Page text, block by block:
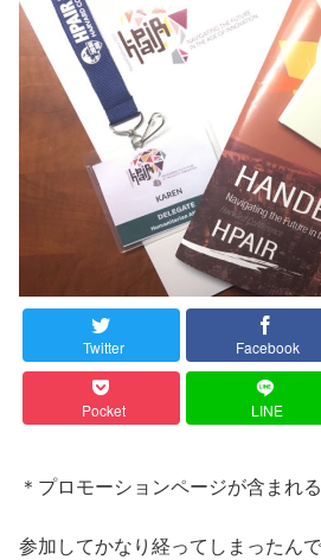
Twitter Facebook
Pocket LINE
＊プロモーションページが含まれ
参加してかなり経ってしまったん